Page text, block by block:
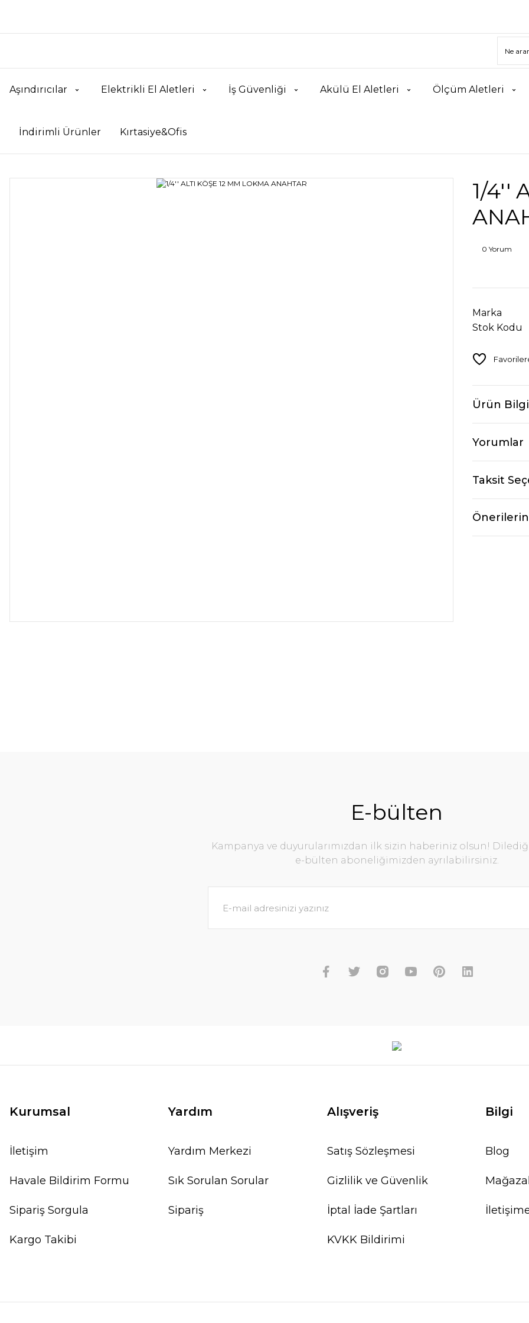
Aşındırıcılar Elektrikli El Aletleri İş Güvenliği Akülü El Aletleri Ölçüm Aletleri
İndirimli Ürünler Kırtasiye&Ofis
1/4''
0 Yorum
Marka
Stok Kodu
Ürün
Yorumlar
Taksit
E-bülten
Kampanya ve duyurularımızdan ilk sizin haberiniz olsun!
e-bülten aboneliğimizden ayrılabilirsiniz.
Kurumsal
İletişim
Havale Bildirim Formu
Sipariş Sorgula
Kargo Takibi
Yardım
Yardım Merkezi
Sık Sorulan Sorular
Sipariş
Alışveriş
Satış Sözleşmesi
Gizlilik ve Güvenlik
İptal İade Şartları
KVKK Bildirimi
Bilgi
Blog